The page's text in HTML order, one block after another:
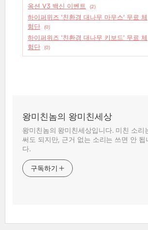
옥션 V3 백신 이벤트
(2)
하이퍼위즈 '친환경 대나무 마우스' 무료 체
험단
(0)
하이퍼위즈 '친환경 대나무 키보드' 무료 체
험단
(0)
왕미친놈의 왕미친세상
왕미친놈의 왕미친세상입니다. 미친 소리
써도 되지만, 근거 없는 소리는 쓰면 안 됩
다.
구독하기